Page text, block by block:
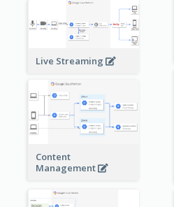
Live Streaming
Content
Management